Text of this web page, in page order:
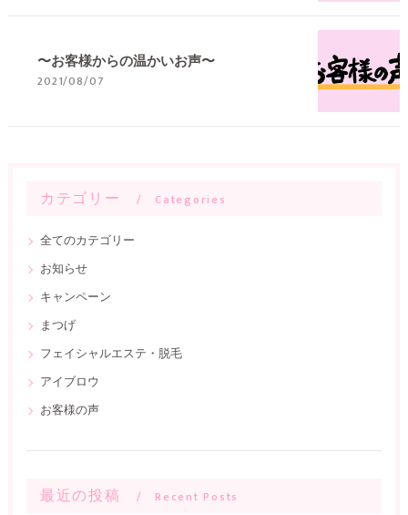
〜お客様からの温かいお声〜
2021/08/07
カテゴリー Categories
全てのカテゴリー
お知らせ
キャンペーン
まつげ
フェイシャルエステ・脱毛
アイブロウ
お客様の声
最近の投稿 Recent Posts